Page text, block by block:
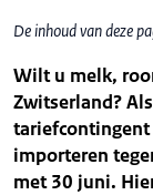
De inhoud van deze
Wilt u melk,
Zwitserland?
tariefcontingent
importeren
met 30 juni.